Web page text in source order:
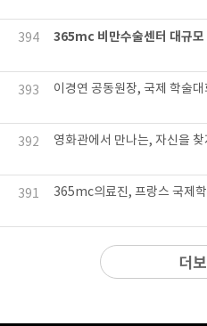
394 365mc 비만수술센터 대규모
393 이경연 공동원장, 국제 학술
392 영화관에서 만나는, 자신을
391 365mc의료진, 프랑스 국제
더보